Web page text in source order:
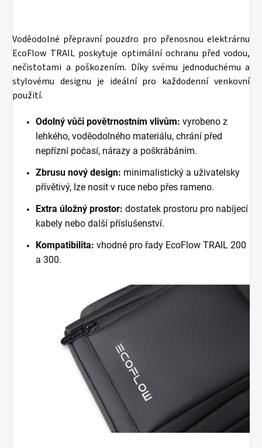
Voděodolné přepravní pouzdro pro přenosnou elektrárnu
EcoFlow TRAIL poskytuje optimální ochranu před vodou,
nečistotami a poškozením. Díky svému jednoduchému a
stylovému designu je ideální pro každodenní venkovní
použití.
Odolný vůči povětrnostním vlivům: vyrobeno z
lehkého, voděodolného materiálu, chrání před
nepřízní počasí, nárazy a poškrábáním.
Zbrusu nový design: minimalistický a uživatelsky
přívětivý, lze nosit v ruce nebo přes rameno.
Extra úložný prostor: dostatek prostoru pro nabíjecí
kabely nebo další příslušenství.
Kompatibilita: vhodné pro řady EcoFlow TRAIL 200
a 300.